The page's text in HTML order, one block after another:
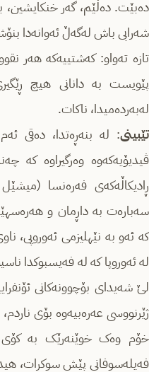
دەبێت. دەڵێم، گەر خنکایشین،
شەرابی باش لەگەڵ ئەوانەدا
تازە تەواو: کەشتییەکە هەر
پێویست بە دانانی هیچ
لەبەردەمیدا، ناکات.
تێبینی: لە بنەڕەتدا، دەقی
ڤیدیۆیەکەوە وەرگیراوە کە
ڕادیکاڵەکەی فەرەنسا
سەبارەت بە داڕمان و
کە ئەو بە نێهلیزمی ئەوروپی،
لە ئەوروپا کە لە فەیسبوکدا
لێ شەیدای بۆچوونەکانی
ژێرنووسی عەرەبیەوە بۆی
خۆم وەک خوێنەرێک بە کۆی
فەیلەسوفانی پێش سوکرات،